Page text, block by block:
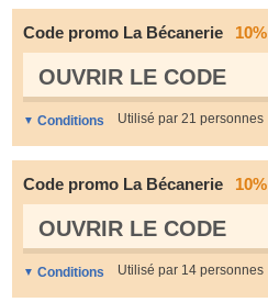
Code promo La Bécanerie 10%
OUVRIR LE СODE
Conditions Utilisé par 21 personnes
Code promo La Bécanerie 10%
OUVRIR LE СODE
Conditions Utilisé par 14 personnes